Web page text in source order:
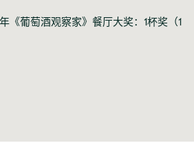
《葡萄酒观察家》餐厅大奖：1杯奖（1